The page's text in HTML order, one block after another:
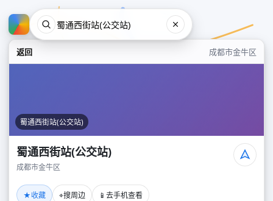
返回 成都市金牛区
蜀通西街站(公交站)
蜀通西街站(公交站)
成都市金牛区
★收藏 ⌖搜周边 📱 去手机查看